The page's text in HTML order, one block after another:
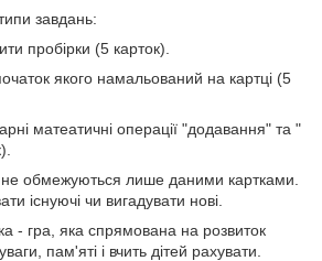
завдань:
пробірки (5 карток).
якого намальований на картці (5
матеатичні операції "додавання" та "
обмежуються лише даними картками.
існуючі чи вигадувати нові.
- гра, яка спрямована на розвиток
пам'яті і вчить дітей рахувати.